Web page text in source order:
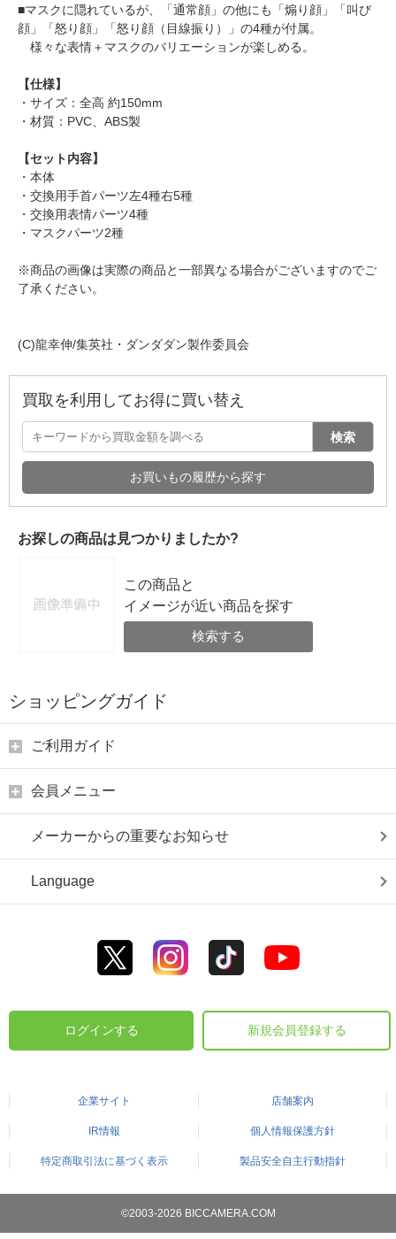
■マスクに隠れているが、「通常顔」の他にも「煽り顔」「叫び
顔」「怒り顔」「怒り顔（目線振り）」の4種が付属。
様々な表情＋マスクのバリエーションが楽しめる。
【仕様】
・サイズ：全高 約150mm
・材質：PVC、ABS製
【セット内容】
・本体
・交換用手首パーツ左4種右5種
・交換用表情パーツ4種
・マスクパーツ2種
※商品の画像は実際の商品と一部異なる場合がございますのでご
了承ください。
(C)龍幸伸/集英社・ダンダダン製作委員会
買取を利用してお得に買い替え
検索
お買いもの履歴から探す
お探しの商品は見つかりましたか?
この商品と
イメージが近い商品を探す
検索する
ショッピングガイド
ご利用ガイド
会員メニュー
メーカーからの重要なお知らせ
Language
ログインする 新規会員登録する
企業サイト 店舗案内
IR情報 個人情報保護方針
特定商取引法に基づく表示 製品安全自主行動指針
©2003-2026 BICCAMERA.COM